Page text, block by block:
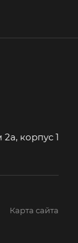
корпус 1
Карта сайта